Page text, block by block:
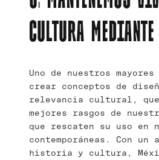
CULTURA
Uno de nuestros
crear conceptos de
relevancia cultural,
mejores rasgos de
que rescaten su uso en
contemporáneas. Con
historia y cultura,